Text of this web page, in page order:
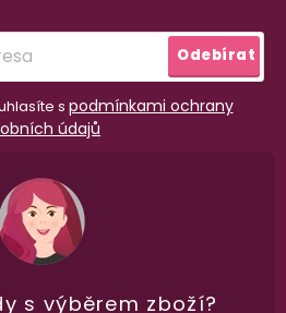
s podmínkami ochrany
údajů
Odebírat
s výběrem zboží?